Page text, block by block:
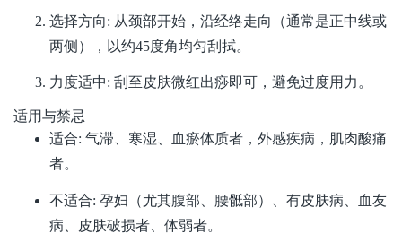
选择方向: 从颈部开始，沿经络走向（通常是正中线或
两侧），以约45度角均匀刮拭。
力度适中: 刮至皮肤微红出痧即可，避免过度用力。
适用与禁忌
适合: 气滞、寒湿、血瘀体质者，外感疾病，肌肉酸痛
者。
不适合: 孕妇（尤其腹部、腰骶部）、有皮肤病、血友
病、皮肤破损者、体弱者。